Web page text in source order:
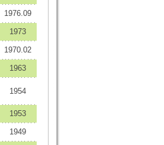
1976.09
1973
1970.02
1963
1954
1953
1949